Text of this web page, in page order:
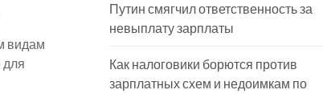
видам
для
Путин смягчил ответственность за
невыплату зарплаты
Как налоговики борются против
зарплатных схем и недоимкам по